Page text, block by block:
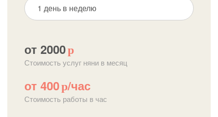
1 день в неделю
от 2000р
Стоимость услуг няни в месяц
от 400р/час
Стоимость работы в час